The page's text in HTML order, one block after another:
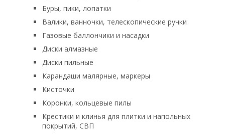
Буры, пики, лопатки
Валики, ванночки, телескопические ручки
Газовые баллончики и насадки
Диски алмазные
Диски пильные
Карандаши малярные, маркеры
Кисточки
Коронки, кольцевые пилы
Крестики и клинья для плитки и напольных
покрытий, СВП